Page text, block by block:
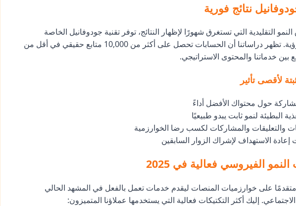
نتائج فورية
التقليدية التي تستغرق شهورًا لإظهار النتائج، توفر تقنية جودوفانيل الخاصة
دفعات فورية للرؤية. تظهر دراساتنا أن الحسابات تحصل على أكثر من 10,000 متابع حقيقي في أقل من
لأقصى تأثير
حول محتواك الأفضل أداءً
البطيئة لنمو ثابت يبدو طبيعيًا
والتعليقات والمشاركات لكسب رضا الخوارزمية
الاستهداف لإشراك الزوار السابقين
الفيروسي فعالية في 2025
على خوارزميات المنصات ليقدم خدمات تعمل بالفعل في المشهد الحالي
إليك أكثر التكتيكات فعالية التي يستخدمها عملاؤنا المتميزون: